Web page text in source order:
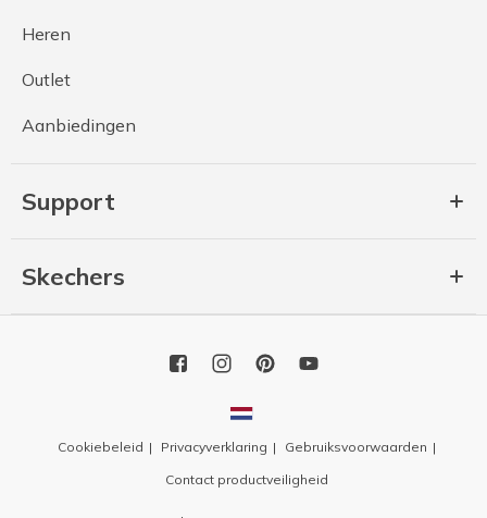
Heren
Outlet
Aanbiedingen
Support
Skechers
Cookiebeleid Privacyverklaring
Gebruiksvoorwaarden
Contact productveiligheid